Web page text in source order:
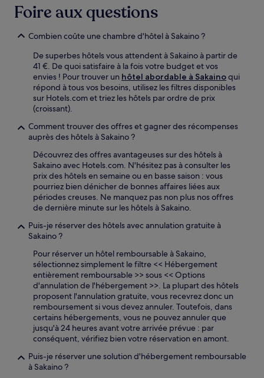
Foire aux questions
Combien coûte une chambre d'hôtel à Sakaino ?
De superbes hôtels vous attendent à Sakaino à partir de
41 €. De quoi satisfaire à la fois votre budget et vos
envies ! Pour trouver un hôtel abordable à Sakainoqui
répond à tous vos besoins, utilisez les filtres disponibles
sur Hotels.com et triez les hôtels par ordre de prix
(croissant).
Comment trouver des offres et gagner des récompenses
auprès des hôtels à Sakaino ?
Découvrez des offres avantageuses sur des hôtels à
Sakaino avec Hotels.com. N'hésitez pas à consulter les
prix des hôtels en semaine ou en basse saison : vous
pourriez bien dénicher de bonnes affaires liées aux
périodes creuses. Ne manquez pas non plus nos offres
de dernière minute sur les hôtels à Sakaino.
Puis-je réserver des hôtels avec annulation gratuite à
Sakaino ?
Pour réserver un hôtel remboursable à Sakaino,
sélectionnez simplement le filtre << Hébergement
entièrement remboursable >> sous << Options
d'annulation de l'hébergement >>. La plupart des hôtels
proposent l'annulation gratuite, vous recevrez donc un
remboursement si vous devez annuler. Toutefois, dans
certains hébergements, vous ne pouvez annuler que
jusqu'à 24 heures avant votre arrivée prévue : par
conséquent, vérifiez bien votre réservation en amont.
Puis-je réserver une solution d'hébergement remboursable
à Sakaino ?